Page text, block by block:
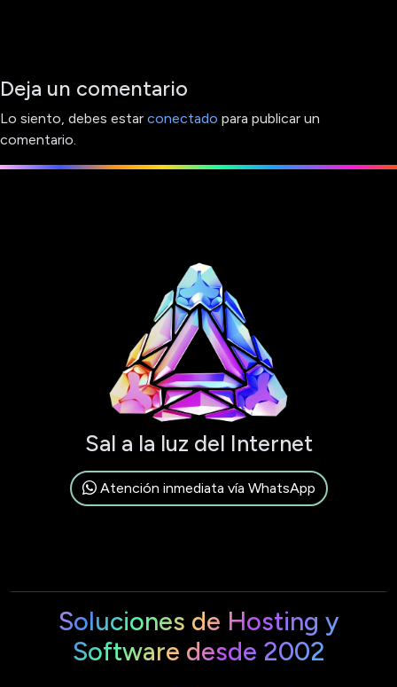
Deja un comentario
Lo siento, debes estar conectado para publicar un
comentario.
Sal a la luz del Internet
Atención inmediata vía WhatsApp
Soluciones de Hosting y
Software desde 2002